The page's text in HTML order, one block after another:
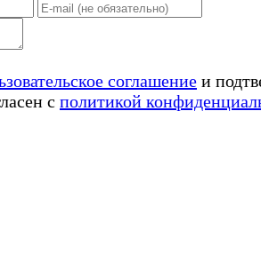
соглашение и
с политикой